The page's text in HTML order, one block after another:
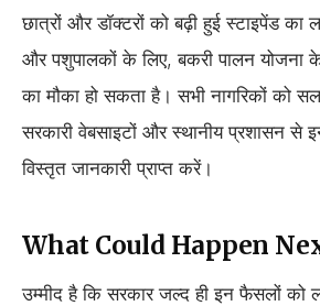
छात्रों और डॉक्टरों को बढ़ी हुई स्टाइपेंड का
और पशुपालकों के लिए, बकरी पालन
का मौका हो सकता है। सभी नागरिकों को
सरकारी वेबसाइटों और स्थानीय प्रशासन से
विस्तृत जानकारी प्राप्त करें।
What Could Happen
उम्मीद है कि सरकार जल्द ही इन फैसलों को